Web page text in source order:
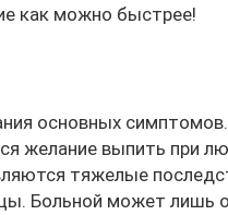
как можно быстрее!
основных
желание выпить при
тяжелые
Больной может лишь